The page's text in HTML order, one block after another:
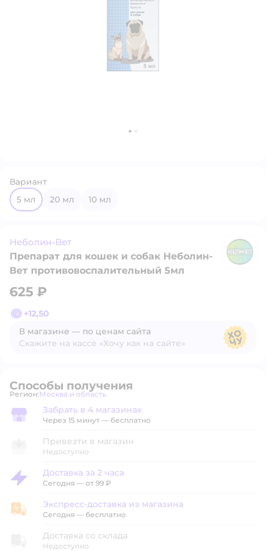
Вариант
5 мл
20 мл 10 мл
Неболин-Вет
Препарат для кошек и собак Неболин-
Вет противовоспалительный 5мл
625 ₽
+12,50
В магазине — по ценам сайта
Скажите на кассе «Хочу как на сайте»
Способы получения
Регион: Выбор адреса доставки.
Москва и область
Забрать в магазине
Забрать в 4 магазинах
Через 15 минут — бесплатно
Привезти в магазин
Недоступно
Доставка за 2 часа
Доставка за 2 часа
Сегодня — от 99 ₽
Экспресс-доставка из магазина
Экспресс-доставка из магазина
Сегодня — бесплатно
Доставка со склада
Недоступно